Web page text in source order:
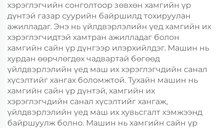
хэрэглэгчийн сонголтоор зөвхөн хамгийн үр
дүнтэй газар суурийн байршилд тохируулан
ажилладаг. Энэ нь үйлдвэрлэлийн үед хамгийн их
хэрэглэгчидтэй хамтран ажилладаг болон
хамгийн сайн үр дүнгээр илэрхийлдэг. Машин нь
хурдан өөрчлөгдөх чадвартай бөгөөд
үйлдвэрлэлийн үед маш их хэрэглэгчдийн санал
хүсэлтийг хангах боломжтой. Тухайн машин нь
хамгийн сайн үр дүнтэй, хамгийн их
хэрэглэгчдийн санал хүсэлтийг хангаж,
үйлдвэрлэлийн үед маш их хувьсгалт хэмжээнд
байршуулж болно. Машин нь хамгийн сайн үр